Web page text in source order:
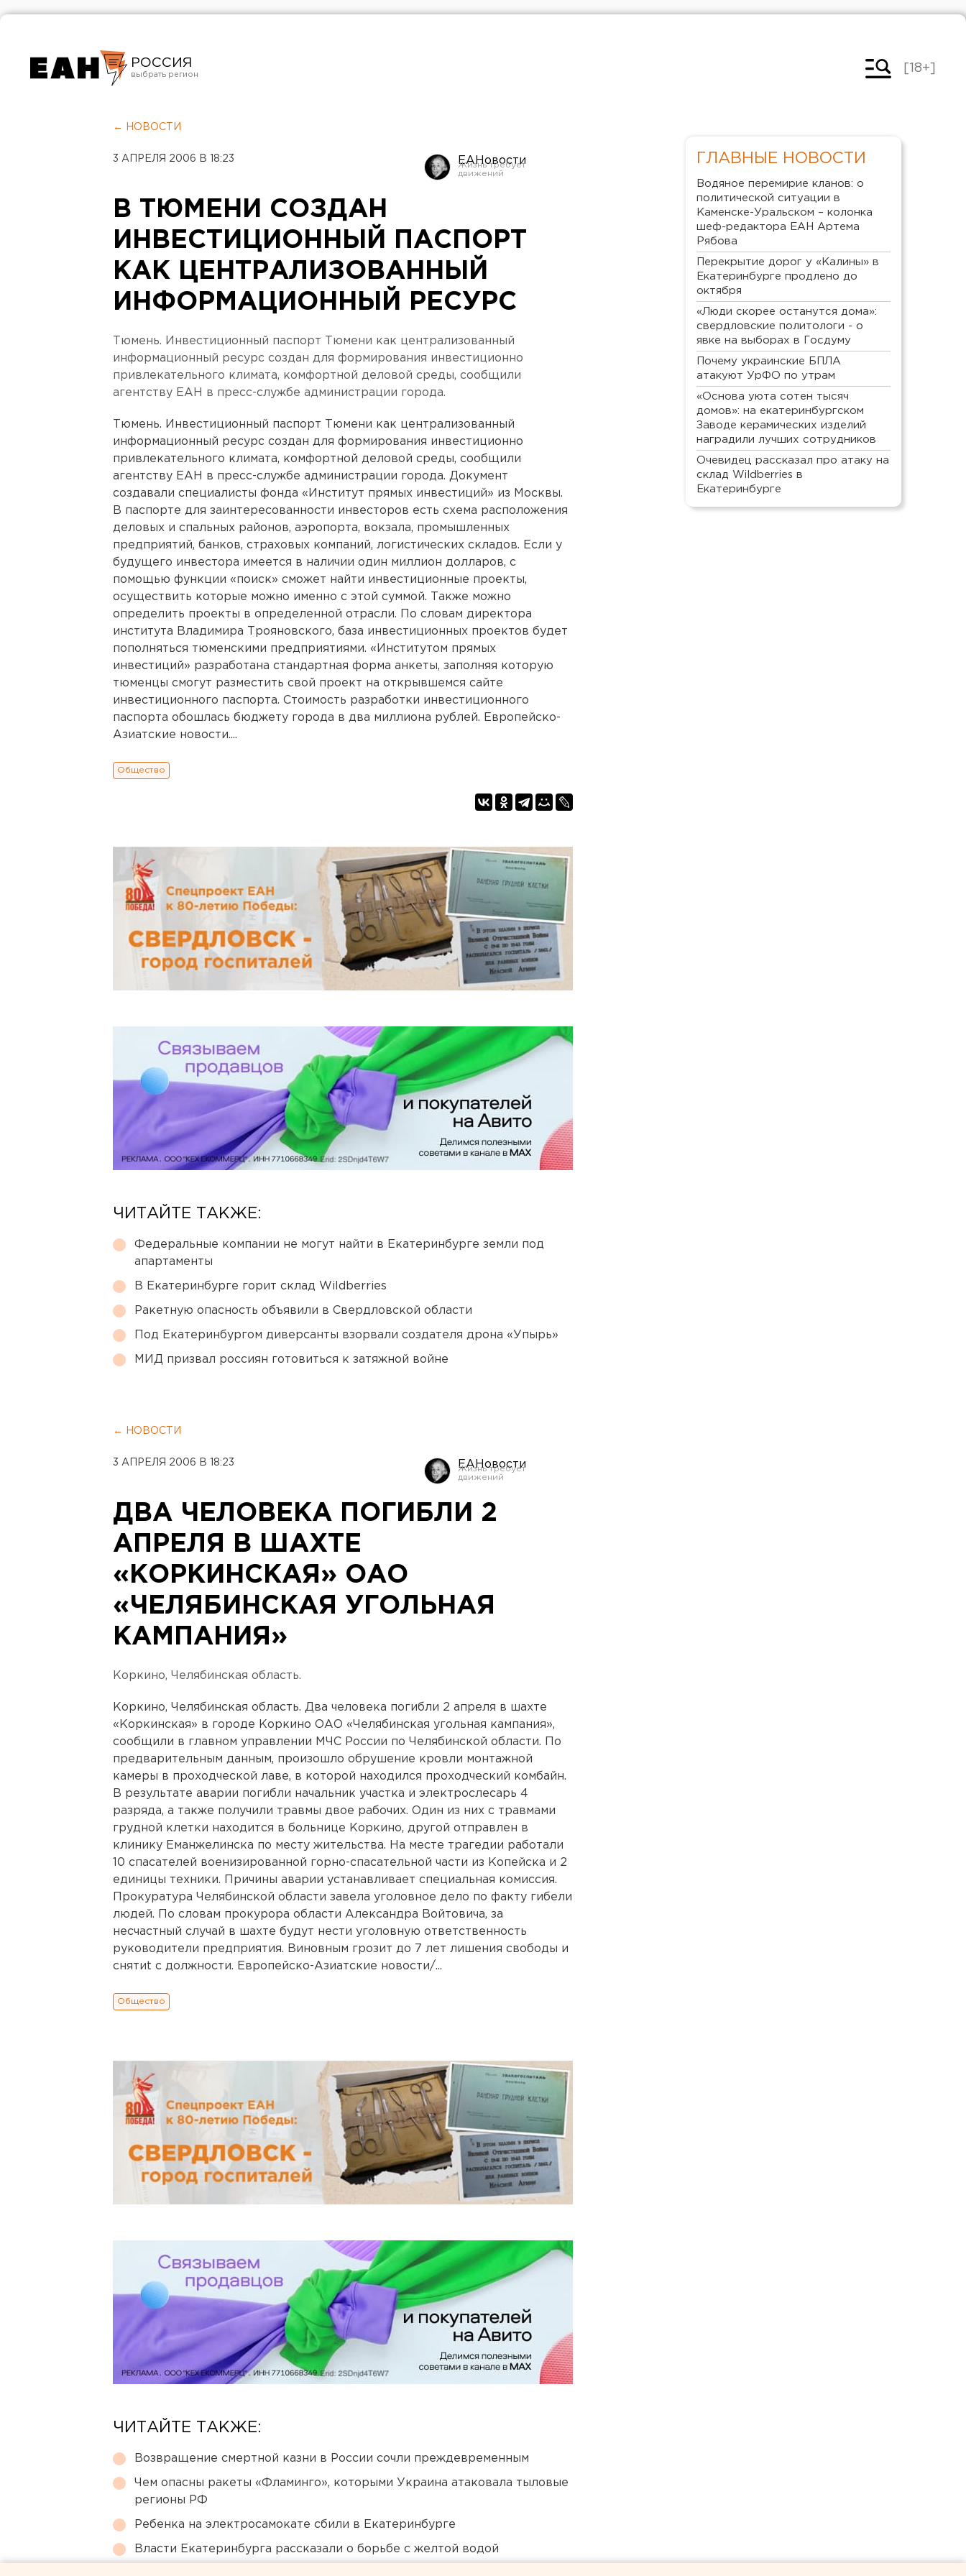
РОССИЯ
Челябинск
[18+]
← НОВОСТИ
3 АПРЕЛЯ 2006 В 18:23 ЕАНовости
В ТЮМЕНИ СОЗДАН
ИНВЕСТИЦИОННЫЙ ПАСПОРТ
КАК ЦЕНТРАЛИЗОВАННЫЙ
ИНФОРМАЦИОННЫЙ РЕСУРС
Тюмень. Инвестиционный паспорт Тюмени как централизованный
информационный ресурс создан для формирования инвестиционно
привлекательного климата, комфортной деловой среды, сообщили
агентству ЕАН в пресс-службе администрации города.
Тюмень. Инвестиционный паспорт Тюмени как централизованный
информационный ресурс создан для формирования инвестиционно
привлекательного климата, комфортной деловой среды, сообщили
агентству ЕАН в пресс-службе администрации города. Документ
создавали специалисты фонда «Институт прямых инвестиций» из Москвы.
В паспорте для заинтересованности инвесторов есть схема расположения
деловых и спальных районов, аэропорта, вокзала, промышленных
предприятий, банков, страховых компаний, логистических складов. Если у
будущего инвестора имеется в наличии один миллион долларов, с
помощью функции «поиск» сможет найти инвестиционные проекты,
осуществить которые можно именно с этой суммой. Также можно
определить проекты в определенной отрасли. По словам директора
института Владимира Трояновского, база инвестиционных проектов будет
пополняться тюменскими предприятиями. «Институтом прямых
инвестиций» разработана стандартная форма анкеты, заполняя которую
тюменцы смогут разместить свой проект на открывшемся сайте
инвестиционного паспорта. Стоимость разработки инвестиционного
паспорта обошлась бюджету города в два миллиона рублей. Европейско-
Азиатские новости....
Общество
ЧИТАЙТЕ ТАКЖЕ:
Федеральные компании не могут найти в Екатеринбурге земли под
апартаменты
В Екатеринбурге горит склад Wildberries
Ракетную опасность объявили в Свердловской области
Под Екатеринбургом диверсанты взорвали создателя дрона «Упырь»
МИД призвал россиян готовиться к затяжной войне
← НОВОСТИ
3 АПРЕЛЯ 2006 В 18:23 ЕАНовости
ДВА ЧЕЛОВЕКА ПОГИБЛИ 2
АПРЕЛЯ В ШАХТЕ
«КОРКИНСКАЯ» ОАО
«ЧЕЛЯБИНСКАЯ УГОЛЬНАЯ
КАМПАНИЯ»
Коркино, Челябинская область.
Коркино, Челябинская область. Два человека погибли 2 апреля в шахте
«Коркинская» в городе Коркино ОАО «Челябинская угольная кампания»,
сообщили в главном управлении МЧС России по Челябинской области. По
предварительным данным, произошло обрушение кровли монтажной
камеры в проходческой лаве, в которой находился проходческий комбайн.
В результате аварии погибли начальник участка и электрослесарь 4
разряда, а также получили травмы двое рабочих. Один из них с травмами
грудной клетки находится в больнице Коркино, другой отправлен в
клинику Еманжелинска по месту жительства. На месте трагедии работали
10 спасателей военизированной горно-спасательной части из Копейска и 2
единицы техники. Причины аварии устанавливает специальная комиссия.
Прокуратура Челябинской области завела уголовное дело по факту гибели
людей. По словам прокурора области Александра Войтовича, за
несчастный случай в шахте будут нести уголовную ответственность
руководители предприятия. Виновным грозит до 7 лет лишения свободы и
снятиt с должности. Европейско-Азиатские новости/...
Общество
ЧИТАЙТЕ ТАКЖЕ:
Возвращение смертной казни в России сочли преждевременным
Чем опасны ракеты «Фламинго», которыми Украина атаковала тыловые
регионы РФ
Ребенка на электросамокате сбили в Екатеринбурге
Власти Екатеринбурга рассказали о борьбе с желтой водой
ГЛАВНЫЕ НОВОСТИ
Водяное перемирие кланов: о
политической ситуации в
Каменске-Уральском – колонка
шеф-редактора ЕАН Артема
Рябова
Перекрытие дорог у «Калины» в
Екатеринбурге продлено до
октября
«Люди скорее останутся дома»:
свердловские политологи - о
явке на выборах в Госдуму
Почему украинские БПЛА
атакуют УрФО по утрам
«Основа уюта сотен тысяч
домов»: на екатеринбургском
Заводе керамических изделий
наградили лучших сотрудников
Очевидец рассказал про атаку на
склад Wildberries в
Екатеринбурге